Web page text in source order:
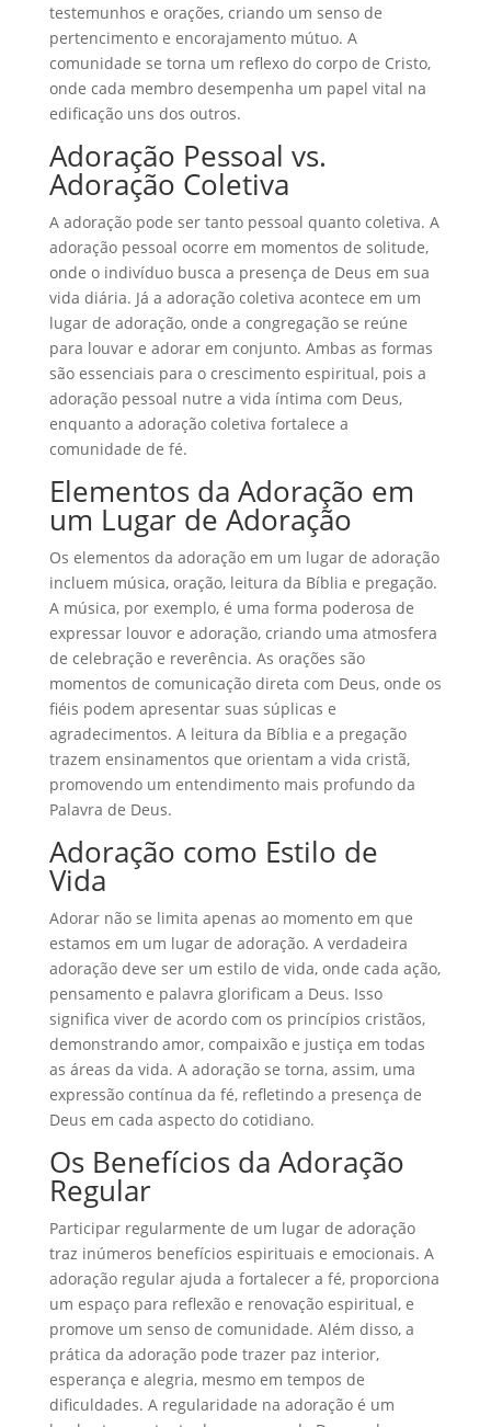
testemunhos e orações, criando um senso de
pertencimento e encorajamento mútuo. A
comunidade se torna um reflexo do corpo de Cristo,
onde cada membro desempenha um papel vital na
edificação uns dos outros.
Adoração Pessoal vs.
Adoração Coletiva
A adoração pode ser tanto pessoal quanto coletiva. A
adoração pessoal ocorre em momentos de solitude,
onde o indivíduo busca a presença de Deus em sua
vida diária. Já a adoração coletiva acontece em um
lugar de adoração, onde a congregação se reúne
para louvar e adorar em conjunto. Ambas as formas
são essenciais para o crescimento espiritual, pois a
adoração pessoal nutre a vida íntima com Deus,
enquanto a adoração coletiva fortalece a
comunidade de fé.
Elementos da Adoração em
um Lugar de Adoração
Os elementos da adoração em um lugar de adoração
incluem música, oração, leitura da Bíblia e pregação.
A música, por exemplo, é uma forma poderosa de
expressar louvor e adoração, criando uma atmosfera
de celebração e reverência. As orações são
momentos de comunicação direta com Deus, onde os
fiéis podem apresentar suas súplicas e
agradecimentos. A leitura da Bíblia e a pregação
trazem ensinamentos que orientam a vida cristã,
promovendo um entendimento mais profundo da
Palavra de Deus.
Adoração como Estilo de
Vida
Adorar não se limita apenas ao momento em que
estamos em um lugar de adoração. A verdadeira
adoração deve ser um estilo de vida, onde cada ação,
pensamento e palavra glorificam a Deus. Isso
significa viver de acordo com os princípios cristãos,
demonstrando amor, compaixão e justiça em todas
as áreas da vida. A adoração se torna, assim, uma
expressão contínua da fé, refletindo a presença de
Deus em cada aspecto do cotidiano.
Os Benefícios da Adoração
Regular
Participar regularmente de um lugar de adoração
traz inúmeros benefícios espirituais e emocionais. A
adoração regular ajuda a fortalecer a fé, proporciona
um espaço para reflexão e renovação espiritual, e
promove um senso de comunidade. Além disso, a
prática da adoração pode trazer paz interior,
esperança e alegria, mesmo em tempos de
dificuldades. A regularidade na adoração é um